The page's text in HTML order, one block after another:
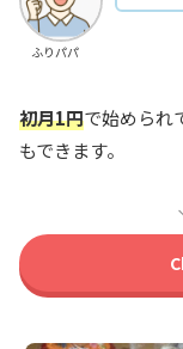
ふりパパ
初月1円で始められ
もできます。